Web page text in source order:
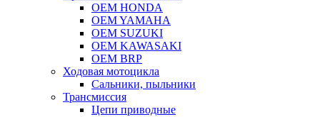
OEM HONDA
OEM YAMAHA
OEM SUZUKI
OEM KAWASAKI
OEM BRP
Ходовая мотоцикла
Сальники, пыльники
Трансмиссия
Цепи приводные